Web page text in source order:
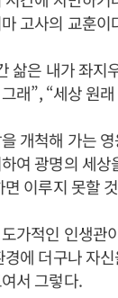
고사의 교훈이
삶은 내가 좌지
래”, “세상 원
개척해 가는
여 광명의 세
이루지 못할
가적인 인생관
에 더구나 자
서 그렇다.